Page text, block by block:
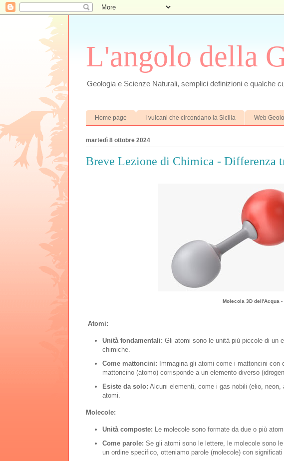
L'angolo della
Geologia e Scienze Naturali, semplici definizioni e qualche
Home page I vulcani che circondano la Sicilia Web
martedì 8 ottobre 2024
Breve Lezione di Chimica - Differenza
Molecola 3D dell'Acqua -
Atomi:
Unità fondamentali: Gli atomi sono le unità più piccole di un
chimiche.
Come mattoncini: Immagina gli atomi come i mattoncini
mattoncino (atomo) corrisponde a un elemento diverso
Esiste da solo: Alcuni elementi, come i gas nobili (elio,
atomi.
Molecole:
Unità composte: Le molecole sono formate da due o più
Come parole: Se gli atomi sono le lettere, le molecole sono
un ordine specifico, otteniamo parole (molecole) con significati